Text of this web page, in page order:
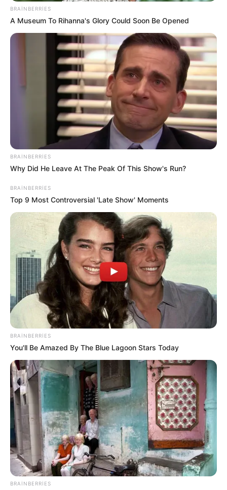
22:49 / 06 Avqust 2026
Ceyhun Bayramov: Zelenski Ukraynaya
göstərdiyi humanitar yardımla bağlı
Prezident İlham Əliyevə təşəkkür edib
0 0
22:32 / 06 Avqust 2026
Pensiya alanlarınNƏZƏRİNƏ!
73 0
BRAINBERRIES
A Museum To Rihanna's Glory Could Soon Be Opened
BRAINBERRIES
Why Did He Leave At The Peak Of This Show's Run?
BRAINBERRIES
Top 9 Most Controversial 'Late Show' Moments
BRAINBERRIES
You'll Be Amazed By The Blue Lagoon Stars Today
BRAINBERRIES